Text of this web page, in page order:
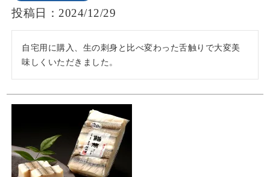
投稿日 2024/12/29
自宅用に購入、生の刺身と比べ変わった舌触りで大変美
味しくいただきました。